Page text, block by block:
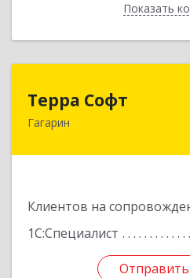
Показать
Терра Софт
Гагарин
Клиентов на
1С:Специалист
Отправить
215010, Смоленская
Отправить